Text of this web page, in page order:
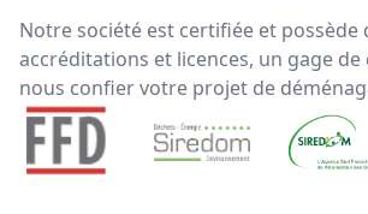
Notre société est certifiée et possède
accréditations et licences, un gage
nous confier votre projet de